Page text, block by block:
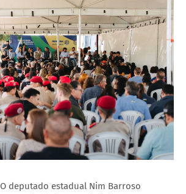
O deputado estadual Nim Barroso